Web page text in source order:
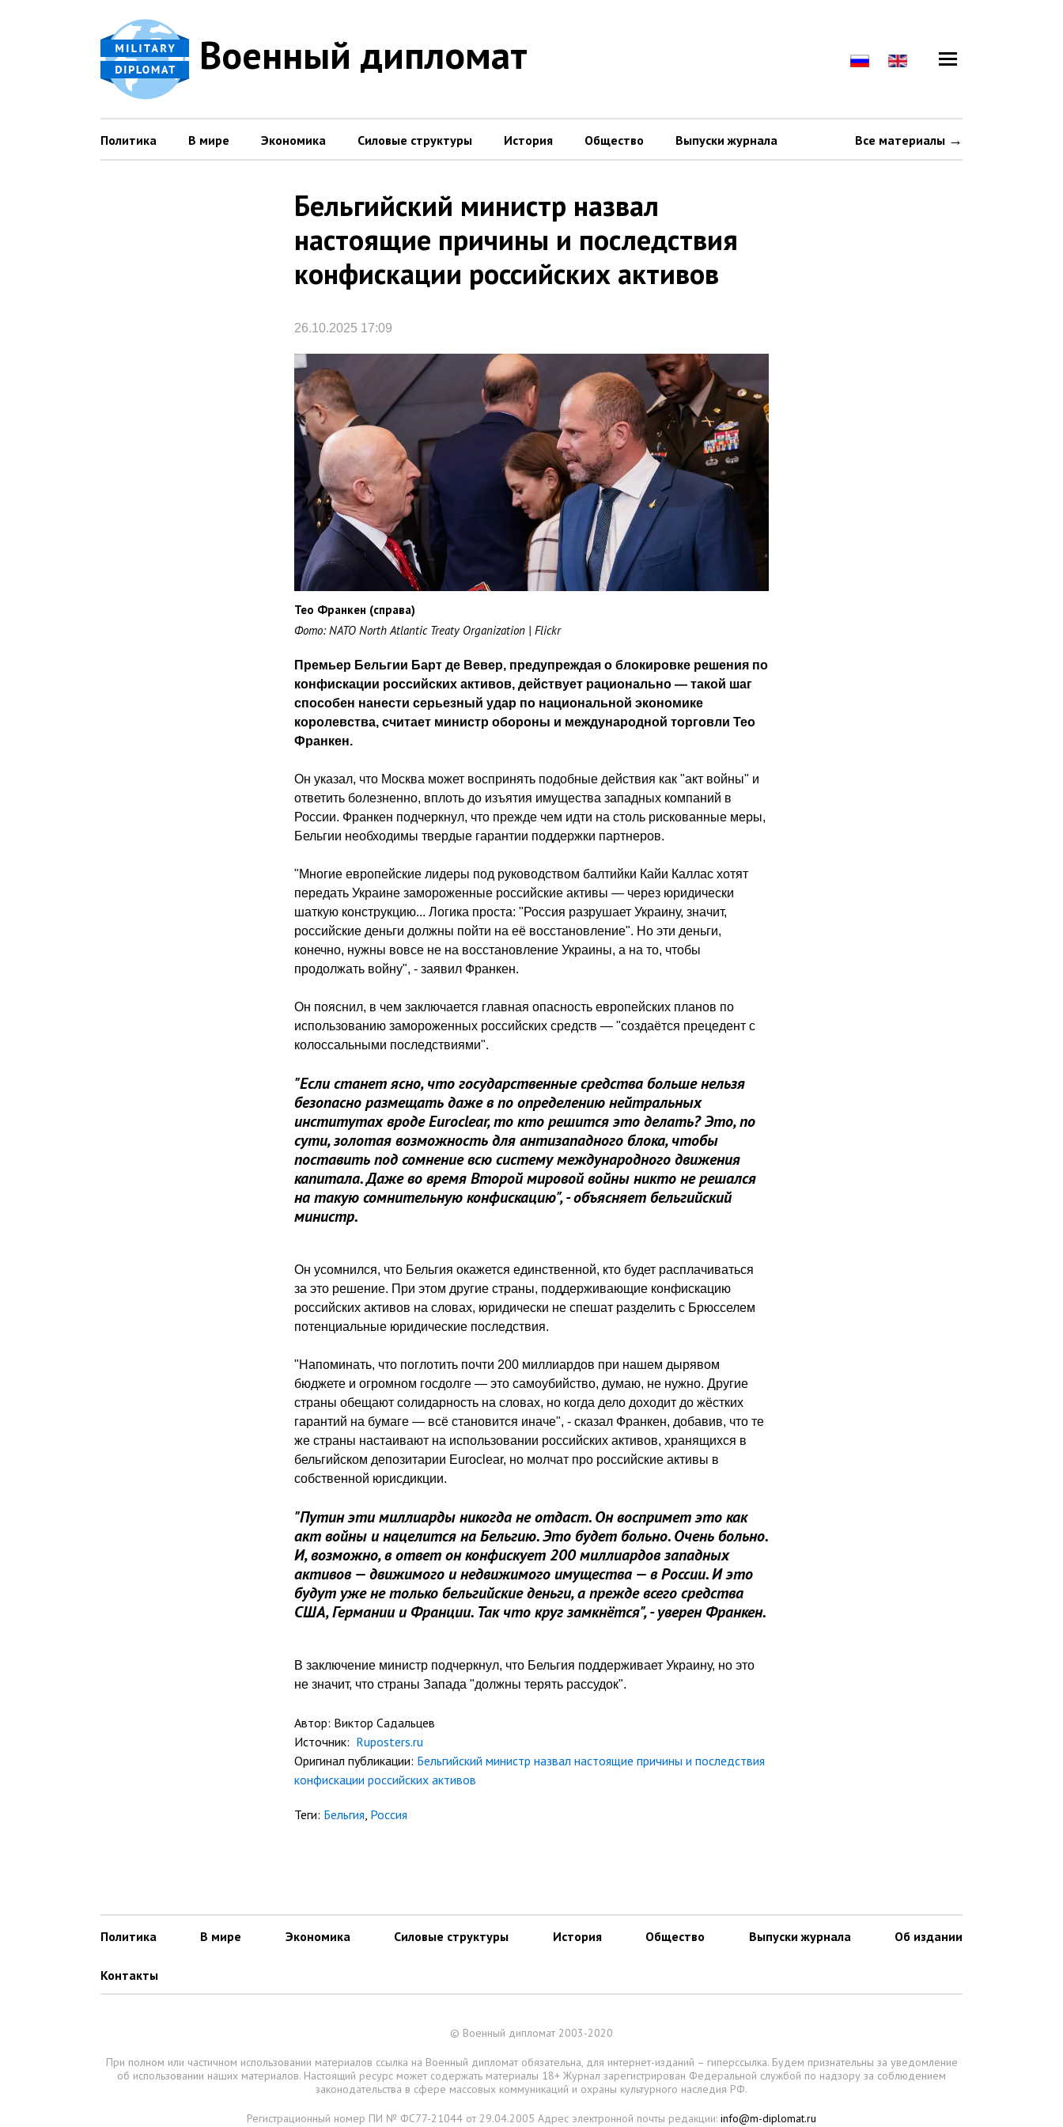
Военный дипломат
Политика В мире Экономика Силовые структуры История Общество Выпуски журнала Все материалы
Бельгийский министр назвал
настоящие причины и последствия
конфискации российских активов
26.10.2025 17:09
Тео Франкен (справа)
Фото: NATO North Atlantic Treaty Organization | Flickr
Премьер Бельгии Барт де Вевер, предупреждая о блокировке решения по
конфискации российских активов, действует рационально — такой шаг
способен нанести серьезный удар по национальной экономике
королевства, считает министр обороны и международной торговли Тео
Франкен.
Он указал, что Москва может воспринять подобные действия как "акт войны" и
ответить болезненно, вплоть до изъятия имущества западных компаний в
России. Франкен подчеркнул, что прежде чем идти на столь рискованные меры,
Бельгии необходимы твердые гарантии поддержки партнеров.
"Многие европейские лидеры под руководством балтийки Кайи Каллас хотят
передать Украине замороженные российские активы — через юридически
шаткую конструкцию... Логика проста: "Россия разрушает Украину, значит,
российские деньги должны пойти на её восстановление". Но эти деньги,
конечно, нужны вовсе не на восстановление Украины, а на то, чтобы
продолжать войну", - заявил Франкен.
Он пояснил, в чем заключается главная опасность европейских планов по
использованию замороженных российских средств — "создаётся прецедент с
колоссальными последствиями".
"Если станет ясно, что государственные средства больше нельзя
безопасно размещать даже в по определению нейтральных
институтах вроде Euroclear, то кто решится это делать? Это, по
сути, золотая возможность для антизападного блока, чтобы
поставить под сомнение всю систему международного движения
капитала. Даже во время Второй мировой войны никто не решался
на такую сомнительную конфискацию", - объясняет бельгийский
министр.
Он усомнился, что Бельгия окажется единственной, кто будет расплачиваться
за это решение. При этом другие страны, поддерживающие конфискацию
российских активов на словах, юридически не спешат разделить с Брюсселем
потенциальные юридические последствия.
"Напоминать, что поглотить почти 200 миллиардов при нашем дырявом
бюджете и огромном госдолге — это самоубийство, думаю, не нужно. Другие
страны обещают солидарность на словах, но когда дело доходит до жёстких
гарантий на бумаге — всё становится иначе", - сказал Франкен, добавив, что те
же страны настаивают на использовании российских активов, хранящихся в
бельгийском депозитарии Euroclear, но молчат про российские активы в
собственной юрисдикции.
"Путин эти миллиарды никогда не отдаст. Он воспримет это как
акт войны и нацелится на Бельгию. Это будет больно. Очень больно.
И, возможно, в ответ он конфискует 200 миллиардов западных
активов — движимого и недвижимого имущества — в России. И это
будут уже не только бельгийские деньги, а прежде всего средства
США, Германии и Франции. Так что круг замкнётся", - уверен Франкен.
В заключение министр подчеркнул, что Бельгия поддерживает Украину, но это
не значит, что страны Запада "должны терять рассудок".
Автор: Виктор Садальцев
Источник: Ruposters.ru
Оригинал публикации: Бельгийский министр назвал настоящие причины и последствия
конфискации российских активов
Теги: Бельгия, Россия
Политика В мире Экономика Силовые структуры История Общество Выпуски журнала Об издании
Контакты
© Военный дипломат 2003-2020
При полном или частичном использовании материалов ссылка на Военный дипломат обязательна, для интернет-изданий – гиперссылка. Будем признательны за уведомление
об использовании наших материалов. Настоящий ресурс может содержать материалы 18+ Журнал зарегистрирован Федеральной службой по надзору за соблюдением
законодательства в сфере массовых коммуникаций и охраны культурного наследия РФ.
Регистрационный номер ПИ № ФС77-21044 от 29.04.2005 Адрес электронной почты редакции: info@m-diplomat.ru